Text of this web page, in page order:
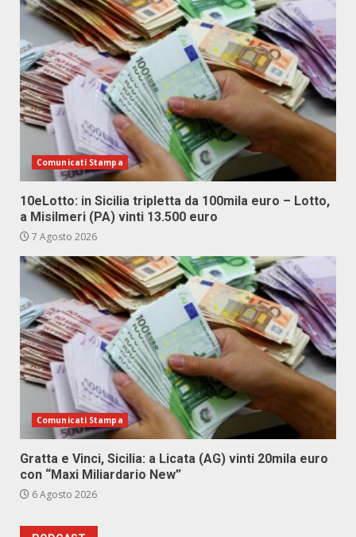
Comunicati Stampa
10eLotto: in Sicilia tripletta da 100mila euro – Lotto,
a Misilmeri (PA) vinti 13.500 euro
7 Agosto 2026
Comunicati Stampa
Gratta e Vinci, Sicilia: a Licata (AG) vinti 20mila euro
con “Maxi Miliardario New”
6 Agosto 2026